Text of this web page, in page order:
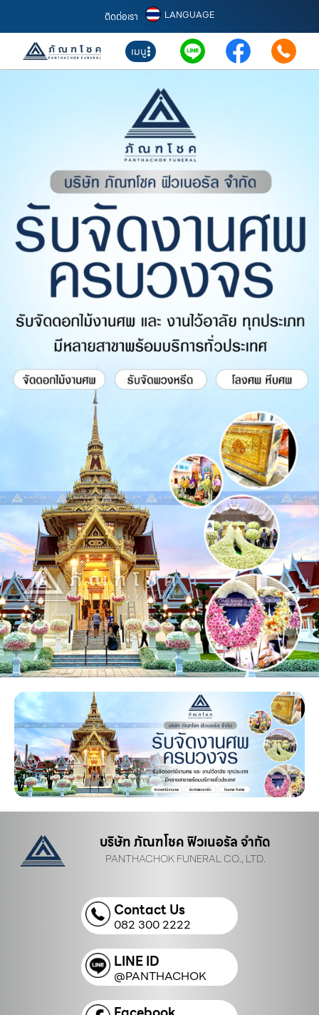
ติดต่อเรา LANGUAGE
เมนู
บริษัท ภัณฑโชค ฟิวเนอรัล จำกัด
PANTHACHOK FUNERAL CO., LTD.
Contact Us
082 300 2222
LINE ID
@PANTHACHOK